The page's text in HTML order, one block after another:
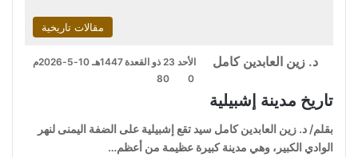
مقالات تاريخية
د. زين العابدين كامل
الأحد 23 ذو القعدة 1447هـ 10-5-2026م
0
80
تاريخ مدينة إشبيلية
بقلم/ د. زين العابدين كامل سيد تقع إشبيلية على الضفة اليمنى لنهر
الوادي الكبير، وهي مدينة كبيرة عظيمة من أعظم…